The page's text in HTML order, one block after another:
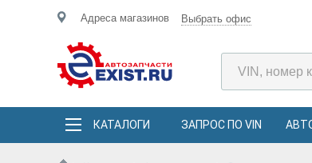
Адреса магазинов Выбрать офис
КАТАЛОГИ ЗАПРОС ПО VIN